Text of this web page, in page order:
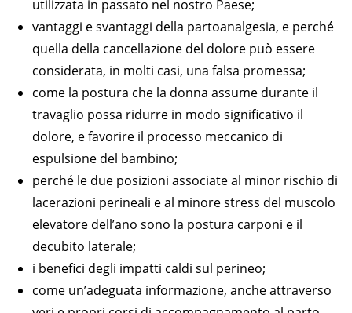
utilizzata in passato nel nostro Paese;
vantaggi e svantaggi della partoanalgesia, e perché
quella della cancellazione del dolore può essere
considerata, in molti casi, una falsa promessa;
come la postura che la donna assume durante il
travaglio possa ridurre in modo significativo il
dolore, e favorire il processo meccanico di
espulsione del bambino;
perché le due posizioni associate al minor rischio di
lacerazioni perineali e al minore stress del muscolo
elevatore dell’ano sono la postura carponi e il
decubito laterale;
i benefici degli impatti caldi sul perineo;
come un’adeguata informazione, anche attraverso